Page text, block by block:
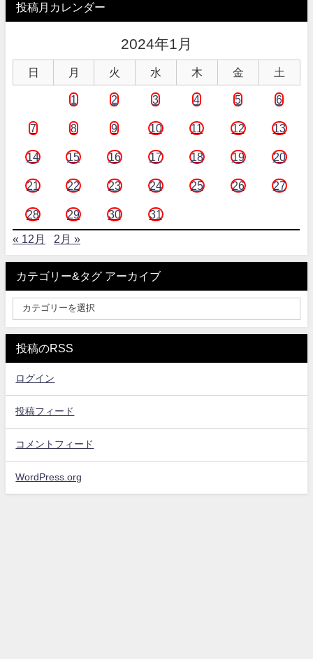
投稿月カレンダー
2024年1月
日 月 火 水 木 金 土
1 2 3 4 5 6
7 8 9 10 11 12 13
14 15 16 17 18 19 20
21 22 23 24 25 26 27
28 29 30 31
« 12月 2月 »
カテゴリー&タグ アーカイブ
投稿のRSS
ログイン
投稿フィード
コメントフィード
WordPress.org